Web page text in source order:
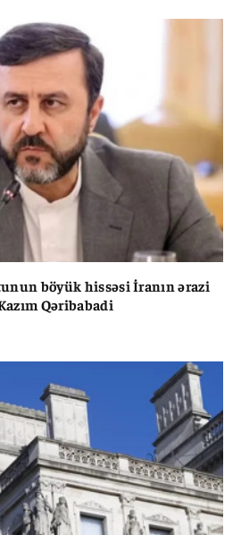
böyük hissəsi İranın ərazi
Qəribabadi